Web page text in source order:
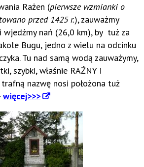
Rażen (pierwsze wzmianki o
przed 1425 r.), zauważmy
wjedźmy nań (26,0 km), by tuż za
Bugu, jedno z wielu na odcinku
Tu nad samą wodą zauważymy,
szybki, właśnie RAŹNY i
nazwę nosi położona tuż
więcej>>>